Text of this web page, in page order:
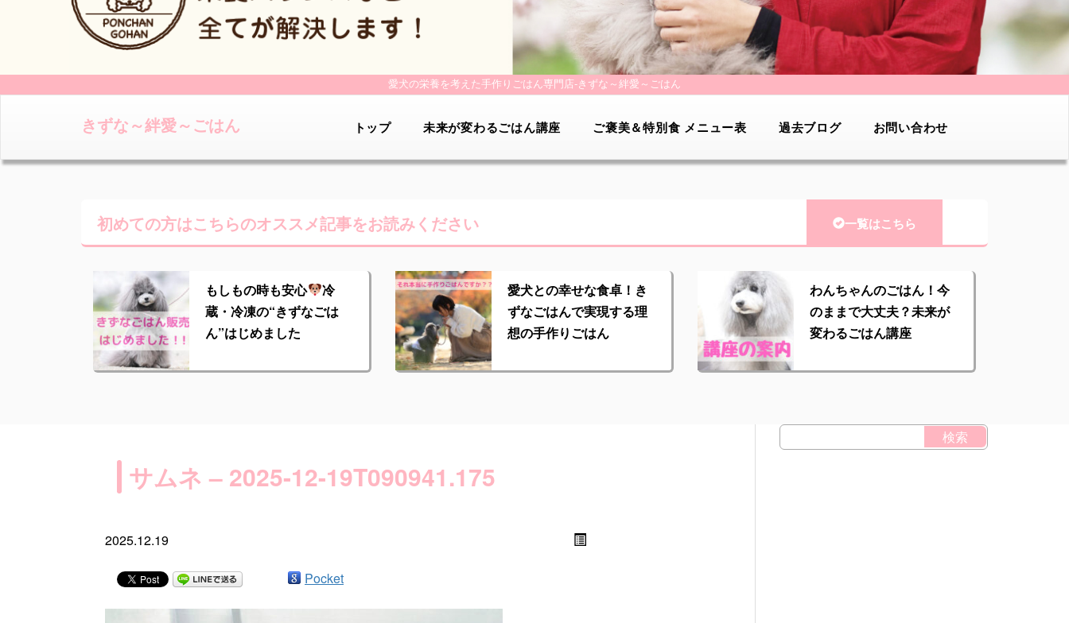
愛犬の栄養を考えた手作りごはん専門店-きずな～絆愛～ごはん
きずな～絆愛～ごはん トップ 未来が変わるごはん講座 ご褒美＆特別食 メニュー表 過去ブログ お問い合わせ
初めての方はこちらのオススメ記事をお読みください 一覧はこちら
もしもの時も安心
冷
蔵・冷凍の“きずなごは
ん”はじめました
愛犬との幸せな食卓！き
ずなごはんで実現する理
想の手作りごはん
わんちゃんのごはん！今
のままで大丈夫？未来が
変わるごはん講座
サムネ – 2025-12-19T090941.175
2025.12.19
Pocket